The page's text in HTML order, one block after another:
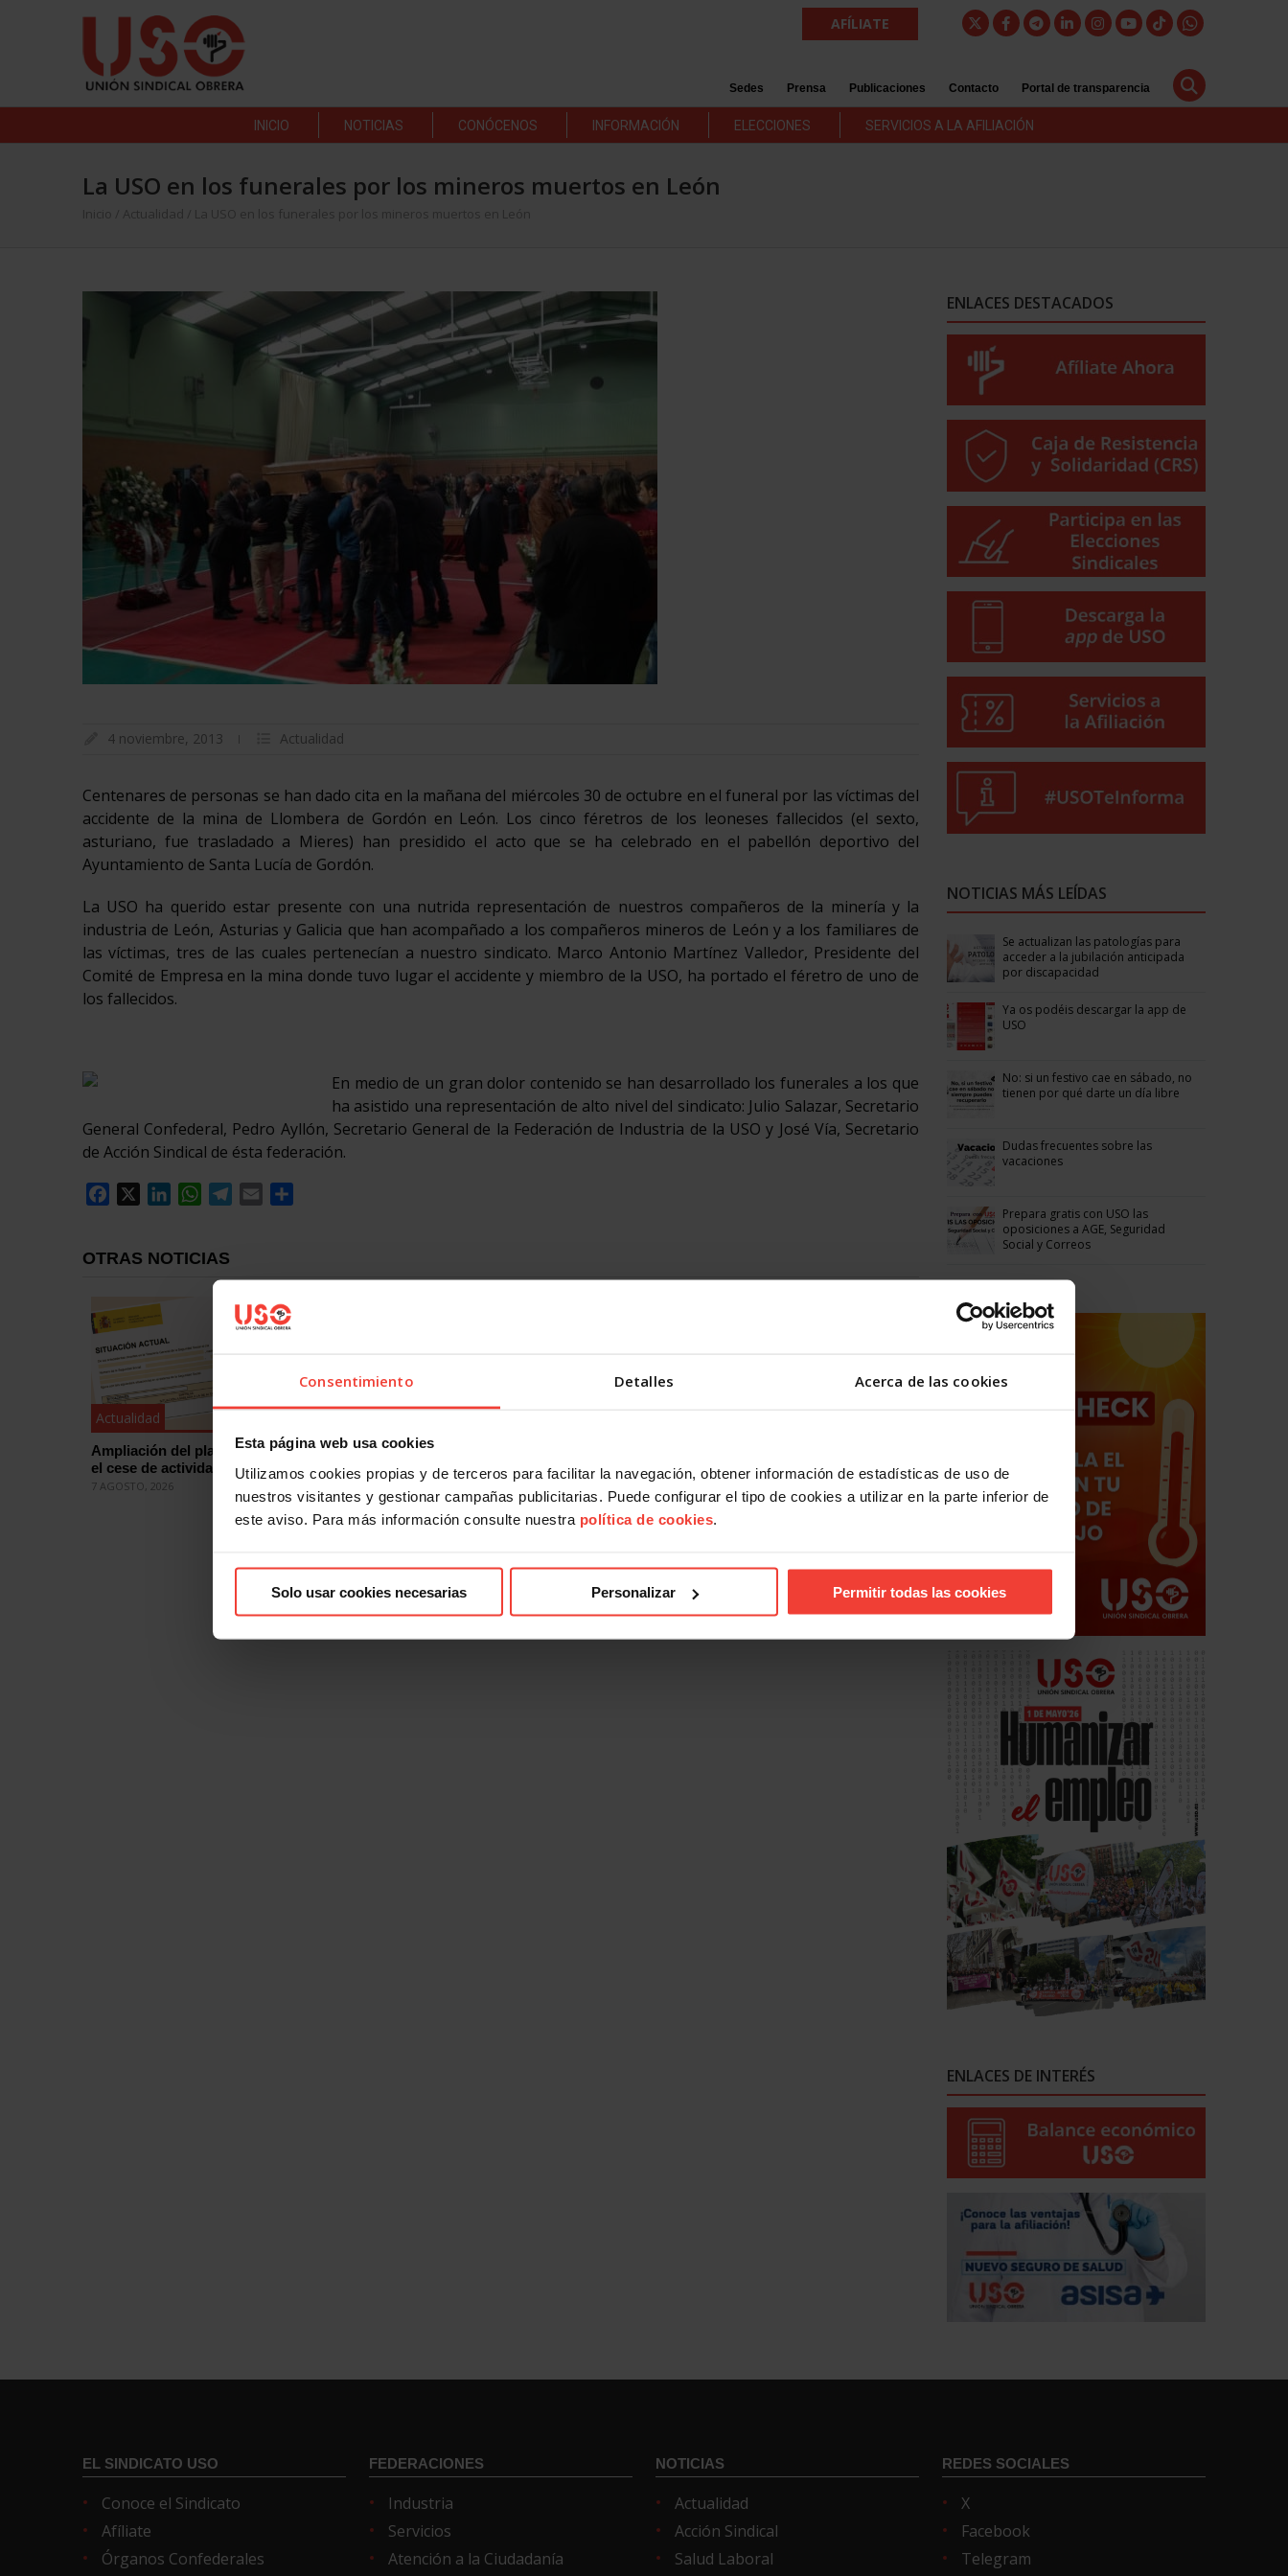
Consentimiento Detalles Acerca de las cookies
Esta página web usa cookies
Utilizamos cookies propias y de terceros para facilitar la navegación, obtener información de estadísticas de uso de
nuestros visitantes y gestionar campañas publicitarias. Puede configurar el tipo de cookies a utilizar en la parte inferior de
este aviso. Para más información consulte nuestra política de cookies.
Solo usar cookies necesarias Personalizar Permitir todas las cookies
AFÍLIATE
Sedes Prensa Publicaciones Contacto Portal de transparencia
INICIO NOTICIAS CONÓCENOS INFORMACIÓN ELECCIONES SERVICIOS A LA AFILIACIÓN
La USO en los funerales por los mineros muertos en León
Inicio Actualidad La USO en los funerales por los mineros muertos en León
4 noviembre, 2013 Actualidad
Centenares de personas se han dado cita en la mañana del miércoles 30 de octubre en el funeral por las víctimas del
accidente de la mina de Llombera de Gordón en León. Los cinco féretros de los leoneses fallecidos (el sexto,
asturiano, fue trasladado a Mieres) han presidido el acto que se ha celebrado en el pabellón deportivo del
Ayuntamiento de Santa Lucía de Gordón.
La USO ha querido estar presente con una nutrida representación de nuestros compañeros de la minería y la
industria de León, Asturias y Galicia que han acompañado a los compañeros mineros de León y a los familiares de
las víctimas, tres de las cuales pertenecían a nuestro sindicato. Marco Antonio Martínez Valledor, Presidente del
Comité de Empresa en la mina donde tuvo lugar el accidente y miembro de la USO, ha portado el féretro de uno de
los fallecidos.
En medio de un gran dolor contenido se han desarrollado los funerales a los que
ha asistido una representación de alto nivel del sindicato: Julio Salazar, Secretario
General Confederal, Pedro Ayllón, Secretario General de la Federación de Industria de la USO y José Vía, Secretario
de Acción Sindical de ésta federación.
Facebook
LinkedInWhatsApp
Telegram
Email
OTRAS NOTICIAS
Actualidad
Ampliación del plazo para comunicar
el cese de actividad laboral
7 AGOSTO, 2026
Falta de estabilidad en el empleo
mientras el paro vuelve a subir en julio
4 AGOSTO, 2026
sobre el papel, más precariedad en la
práctica
31 JULIO, 2026
ENLACES DESTACADOS
NOTICIAS MÁS LEÍDAS
Se actualizan las patologías para
acceder a la jubilación anticipada
por discapacidad
Ya os podéis descargar la app de
USO
No: si un festivo cae en sábado, no
tienen por qué darte un día libre
Dudas frecuentes sobre las
vacaciones
Prepara gratis con USO las
oposiciones a AGE, Seguridad
Social y Correos
ENLACES DE INTERÉS
EL SINDICATO USO
Conoce el Sindicato
Afíliate
Órganos Confederales
FEDERACIONES
Industria
Servicios
Atención a la Ciudadanía
NOTICIAS
Actualidad
Acción Sindical
Salud Laboral
REDES SOCIALES
X
Facebook
Telegram